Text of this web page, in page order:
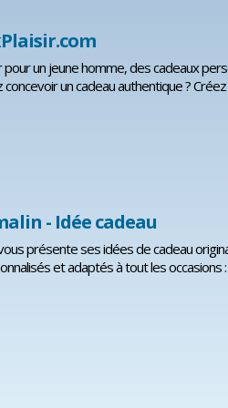
pour un jeune homme, des cadeaux
concevoir un cadeau authentique ?
- Idée cadeau
présente ses idées de cadeau
et adaptés à tout les